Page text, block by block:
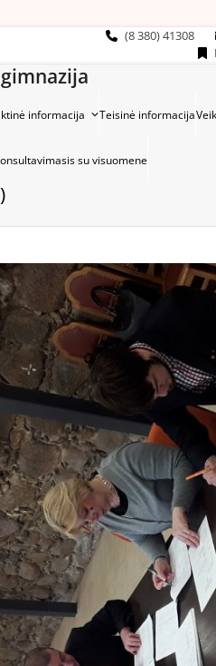
(8 380) 41308
informacija Teisinė informacija
su visuomene